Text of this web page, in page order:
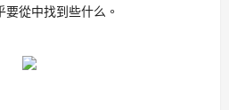
從中找到些什么。